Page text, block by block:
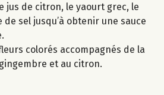
jus de citron, le yaourt grec, le
de sel jusqu’à obtenir une sauce
colorés accompagnés de la
et au citron.